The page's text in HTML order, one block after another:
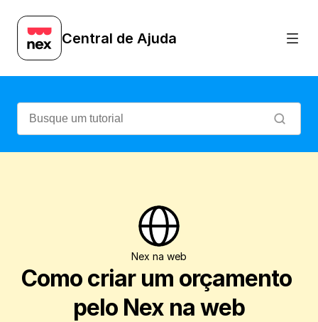
Central de Ajuda
Nex na web
Como criar um orçamento
pelo Nex na web